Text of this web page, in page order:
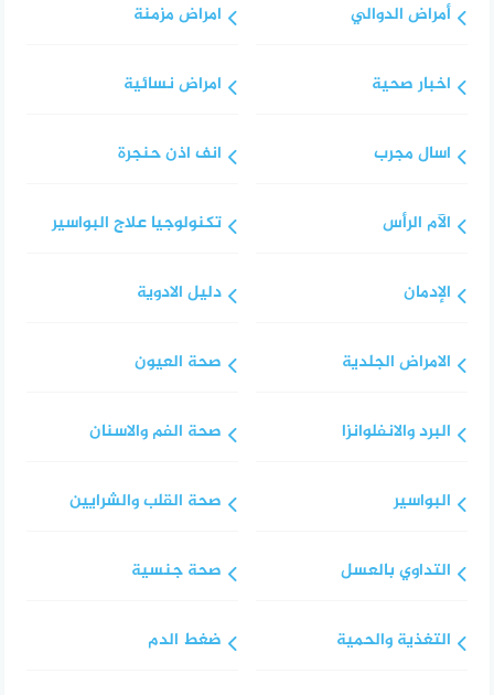
أمراض الدوالي
اخبار صحية
اسال مجرب
الآم الرأس
الإدمان
الامراض الجلدية
البرد والانفلوانزا
البواسير
التداوي بالعسل
التغذية والحمية
امراض مزمنة
امراض نسائية
انف اذن حنجرة
تكنولوجيا علاج البواسير
دليل الادوية
صحة العيون
صحة الفم والاسنان
صحة القلب والشرايين
صحة جنسية
ضغط الدم